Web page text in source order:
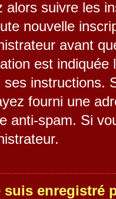
alors suivre les
nouvelle
avant
est indiquée
ses instructions.
fourni une
anti-spam. Si
suis enregistré